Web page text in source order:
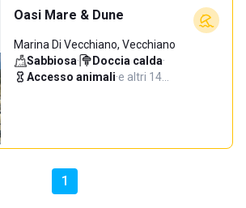
Oasi Mare & Dune
Marina Di Vecchiano, Vecchiano
Sabbiosa· Doccia calda·
Accesso animali·e altri 14…
1